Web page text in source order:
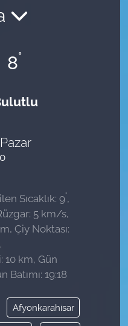
8°
Sıcaklık: 9°,
5 km/s,
Çiy Noktası:
10 km, Gün
Batımı: 19:18
Afyonkarahisar